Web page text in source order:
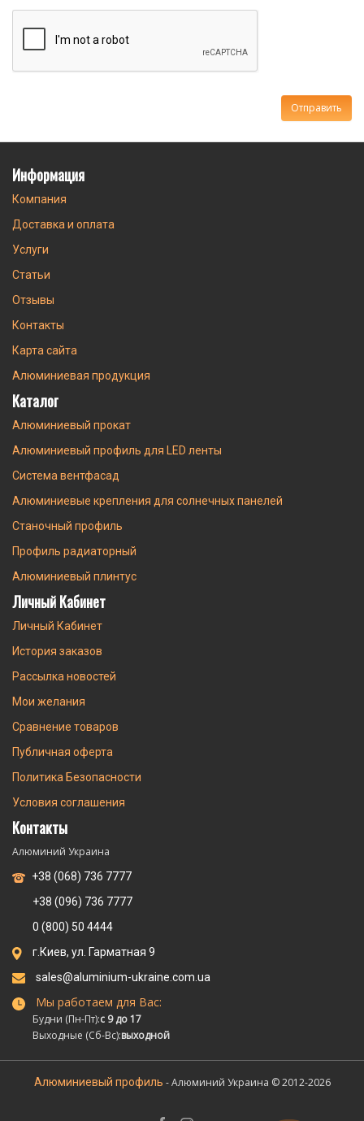
Информация
Компания
Доставка и оплата
Услуги
Статьи
Отзывы
Контакты
Карта сайта
Алюминиевая продукция
Каталог
Алюминиевый прокат
Алюминиевый профиль для LED ленты
Система вентфасад
Алюминиевые крепления для солнечных панелей
Станочный профиль
Профиль радиаторный
Алюминиевый плинтус
Личный Кабинет
Личный Кабинет
История заказов
Рассылка новостей
Мои желания
Сравнение товаров
Публичная оферта
Политика Безопасности
Условия соглашения
Контакты
Алюминий Украина
+38 (068) 736 7777
+38 (096) 736 7777
0 (800) 50 4444
г.Киев, ул. Гарматная 9
sales@aluminium-ukraine.com.ua
Мы работаем для Вас:
Будни (Пн-Пт):с 9 до 17
Выходные (Сб-Вс):выходной
Алюминиевый профиль - Алюминий Украина © 2012-2026